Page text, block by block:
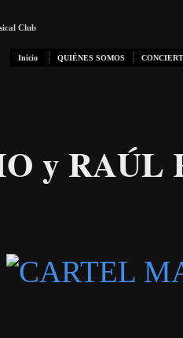
Club
Inicio QUIÉNES SOMOS
y RAÚL